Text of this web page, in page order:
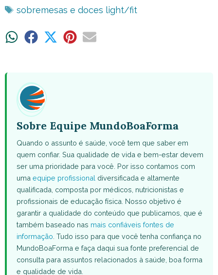
Tags
sobremesas e doces light/fit
ShareShare ShareShareShare
Sobre Equipe MundoBoaForma
Quando o assunto é saúde, você tem que saber em
quem confiar. Sua qualidade de vida e bem-estar devem
ser uma prioridade para você. Por isso contamos com
uma equipe profissional diversificada e altamente
qualificada, composta por médicos, nutricionistas e
profissionais de educação física. Nosso objetivo é
garantir a qualidade do conteúdo que publicamos, que é
também baseado nas mais confiáveis fontes de
informação . Tudo isso para que você tenha confiança no
MundoBoaForma e faça daqui sua fonte preferencial de
consulta para assuntos relacionados à saúde, boa forma
e qualidade de vida.